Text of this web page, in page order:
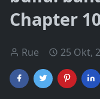
Chapter
Rue 25 Okt,